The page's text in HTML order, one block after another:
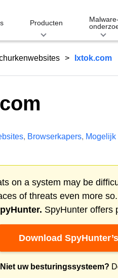
Producten
Malware-
Ixtok.com
, Browserkapers, Mogelijk
on a system may be
of threats even more so.
SpyHunter offers
Download
Niet uw besturingssysteem?